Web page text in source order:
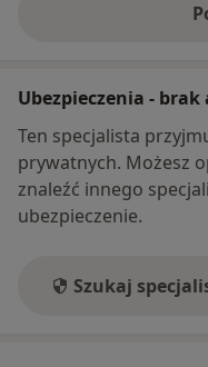
Ubezpieczenia -
Ten specjalista
prywatnych. Możesz
znaleźć innego
ubezpieczenie.
Szukaj